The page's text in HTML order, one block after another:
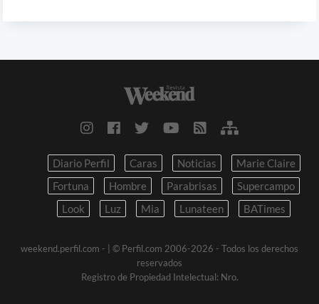
Diario Perfil Caras Noticias
Marie Claire
Fortuna
Hombre Parabrisas
Supercampo
Look
Luz Mia Lunateen BATimes
weekend.perfil.com -
| © Perfil.com 2006-2026 - Todos los derechos
reservados
Registro de Propiedad Intelectual: Nro.